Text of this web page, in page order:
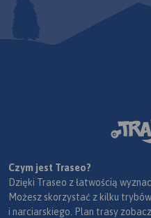
Czym jest Traseo?
Dzięki Traseo z łatwością
Możesz skorzystać z kilku
i narciarskiego. Plan trasy